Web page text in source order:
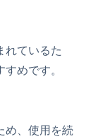
れているた
めです。
め、使用を続